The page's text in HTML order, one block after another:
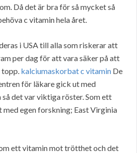
Då det är bra för så mycket så
c vitamin hela året.
i USA till alla som riskerar att
per dag för att vara säker på att
kalciumaskorbat c vitamin De
för läkare gick ut med
det var viktiga röster. Som ett
med egen forskning; East Virginia
ett vitamin mot trötthet och det